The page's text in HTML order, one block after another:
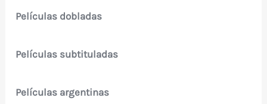
Películas dobladas
Películas subtituladas
Películas argentinas